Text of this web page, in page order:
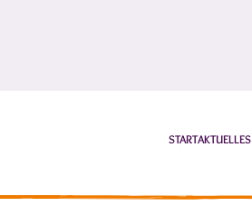
STARTAKTUELLES